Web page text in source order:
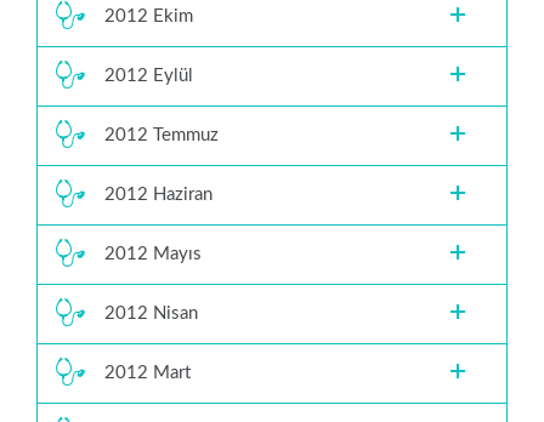
2012 Ekim
2012 Eylül
2012 Temmuz
2012 Haziran
2012 Mayıs
2012 Nisan
2012 Mart